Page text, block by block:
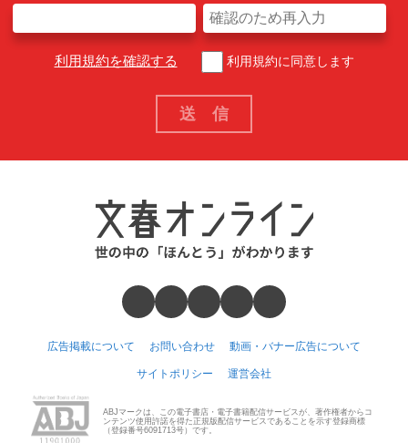
利用規約を確認する 利用規約に同意します
広告掲載について お問い合わせ 動画・バナー広告について
サイトポリシー 運営会社
ABJマークは、この電子書店・電子書籍配信サービスが、著作権者からコ
ンテンツ使用許諾を得た正規版配信サービスであることを示す登録商標
（登録番号6091713号）です。